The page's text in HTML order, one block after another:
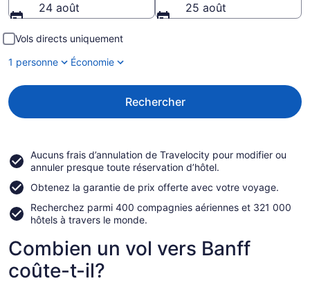
24 août
25 août
Vols directs uniquement
1 personne
Économie
Rechercher
Aucuns frais d’annulation de Travelocity pour modifier ou
annuler presque toute réservation d’hôtel.
Obtenez la garantie de prix offerte avec votre voyage.
Recherchez parmi 400 compagnies aériennes et 321 000
hôtels à travers le monde.
Combien un vol vers Banff
coûte-t-il?